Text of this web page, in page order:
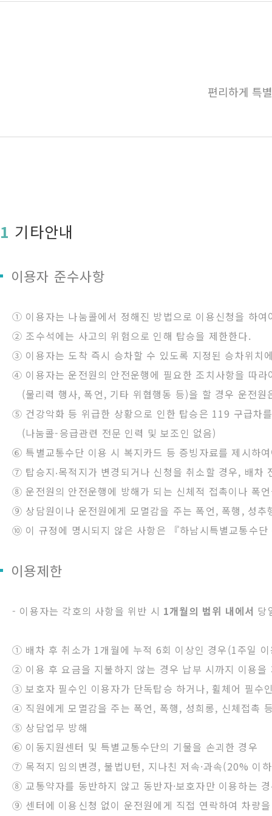
편리하게 특
1 기타안내
이용자 준수사항
① 이용자는 나눔콜에서 정해진 방법으로 이용신청을 하
② 조수석에는 사고의 위험으로 인해 탑승을 제한한다.
③ 이용자는 도착 즉시 승차할 수 있도록 지정된 승차위치
④ 이용자는 운전원의 안전운행에 필요한 조치사항을 따라
(물리력 행사, 폭언, 기타 위협행동 등)을 할 경우 운전
⑤ 건강악화 등 위급한 상황으로 인한 탑승은 119 구급차
(나눔콜-응급관련 전문 인력 및 보조인 없음)
⑥ 특별교통수단 이용 시 복지카드 등 증빙자료를 제시하
⑦ 탑승지‧목적지가 변경되거나 신청을 취소할 경우, 배차
⑧ 운전원의 안전운행에 방해가 되는 신체적 접촉이나 폭
⑨ 상담원이나 운전원에게 모멸감을 주는 폭언, 폭행, 성추
⑩ 이 규정에 명시되지 않은 사항은 『하남시특별교통수
이용제한
- 이용자는 각호의 사항을 위반 시 1개월의 범위 내에서 당
① 배차 후 취소가 1개월에 누적 6회 이상인 경우(1주일
② 이용 후 요금을 지불하지 않는 경우 납부 시까지 이용을
③ 보호자 필수인 이용자가 단독탑승 하거나, 휠체어 필수
④ 직원에게 모멸감을 주는 폭언, 폭행, 성희롱, 신체접촉
⑤ 상담업무 방해
⑥ 이동지원센터 및 특별교통수단의 기물을 손괴한 경우
⑦ 목적지 임의변경, 불법U턴, 지나친 저속·과속(20% 이
⑧ 교통약자를 동반하지 않고 동반자·보호자만 이용하는
⑨ 센터에 이용신청 없이 운전원에게 직접 연락하여 차량